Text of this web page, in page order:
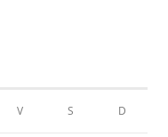
V S D